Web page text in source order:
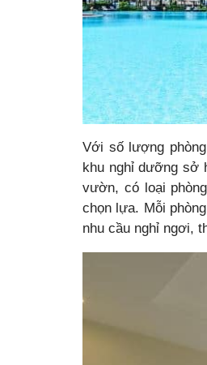
Với số lượng
khu nghỉ dưỡng sở
vườn, có loại
chọn lựa. Mỗi
nhu cầu nghỉ ngơi,